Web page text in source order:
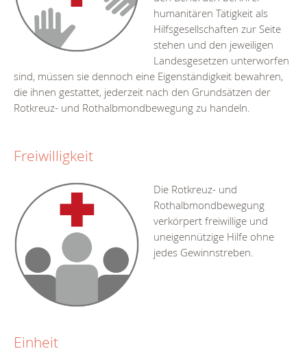
humanitären Tätigkeit als
Hilfsgesellschaften zur Seite
stehen und den jeweiligen
Landesgesetzen unterworfen
sind, müssen sie dennoch eine Eigenständigkeit bewahren,
die ihnen gestattet, jederzeit nach den Grundsätzen der
Rotkreuz- und Rothalbmondbewegung zu handeln.
Freiwilligkeit
Die Rotkreuz- und
Rothalbmondbewegung
verkörpert freiwillige und
uneigennützige Hilfe ohne
jedes Gewinnstreben.
Einheit